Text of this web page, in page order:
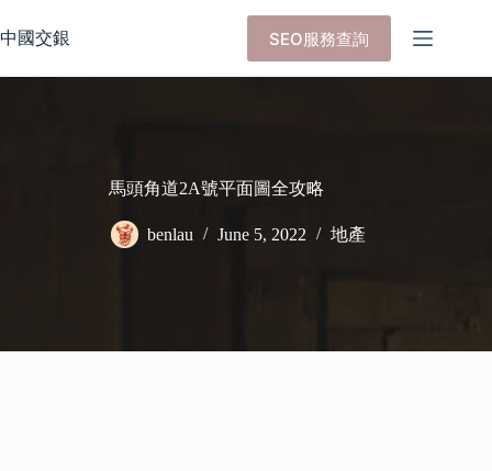
to
content
中國交銀 SEO服務查詢
馬頭角道2A號平面圖全攻略
benlau June 5, 2022 地產